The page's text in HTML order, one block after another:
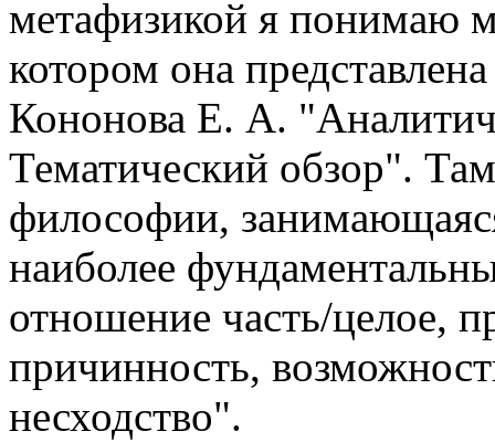
метафизикой я понимаю
котором она
Кононова Е. А.
Тематический обзор".
философии,
наиболее
отношение часть/целое,
причинность,
несходство".